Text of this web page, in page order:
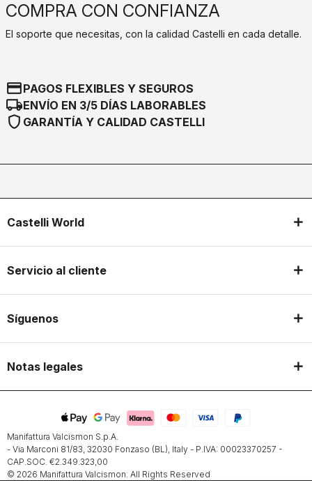
COMPRA CON CONFIANZA
El soporte que necesitas, con la calidad Castelli en cada detalle.
credit_cardPAGOS FLEXIBLES Y SEGUROS
local_shippingENVÍO EN 3/5 DÍAS LABORABLES
shield GARANTÍA Y CALIDAD CASTELLI
Castelli World
Servicio al cliente
Síguenos
Notas legales
Manifattura Valcismon S.p.A.
- Via Marconi 81/83, 32030 Fonzaso (BL), Italy - P.IVA: 00023370257 -
CAP.SOC. €2.349.323,00
© 2026 Manifattura Valcismon. All Rights Reserved